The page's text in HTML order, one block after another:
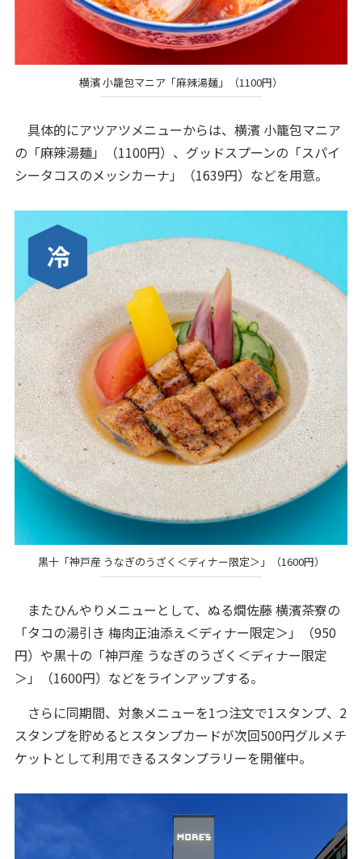
横濱 小籠包マニア「麻辣湯麺」（1100円）
具体的にアツアツメニューからは、横濱 小籠包マニア
の「麻辣湯麺」（1100円）、グッドスプーンの「スパイ
シータコスのメッシカーナ」（1639円）などを用意。
黒十「神戸産 うなぎのうざく＜ディナー限定＞」（1600円）
またひんやりメニューとして、ぬる燗佐藤 横濱茶寮の
「タコの湯引き 梅肉正油添え＜ディナー限定＞」（950
円）や黒十の「神戸産 うなぎのうざく＜ディナー限定
＞」（1600円）などをラインアップする。
さらに同期間、対象メニューを1つ注文で1スタンプ、2
スタンプを貯めるとスタンプカードが次回500円グルメチ
ケットとして利用できるスタンプラリーを開催中。